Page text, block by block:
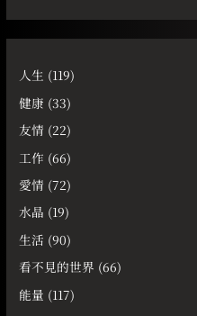
人生 (119)
健康 (33)
友情 (22)
工作 (66)
愛情 (72)
水晶 (19)
生活 (90)
看不見的世界 (66)
能量 (117)